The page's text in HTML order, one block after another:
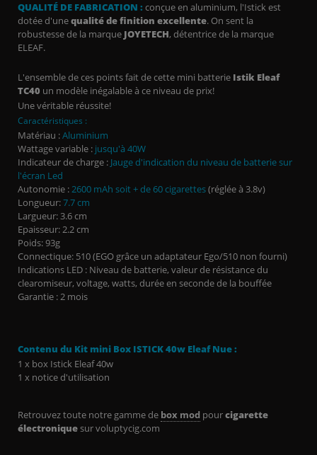
QUALITÉ DE FABRICATION : conçue en aluminium, l'Istick est
dotée d'unequalité de finition excellente. On sent la
robustesse de la marque JOYETECH, détentrice de la marque
ELEAF.
L'ensemble de ces points fait de cette mini batterie Istik Eleaf
TC40 un modèle inégalable à ce niveau de prix!
Une véritable réussite!
Caractéristiques :
Matériau :Aluminium
Wattage variable : jusqu'à 40W
Indicateur de charge : Jauge d'indication du niveau de batterie sur
l'écran Led
Autonomie :2600 mAh soit + de 60 cigarettes(réglée à 3.8v)
Longueur:7.7 cm
Largueur:3.6 cm
Epaisseur:2.2 cm
Poids:93g
Connectique: 510 (EGO grâce un adaptateur Ego/510 non fourni)
Indications LED : Niveau de batterie, valeur de résistance du
clearomiseur, voltage, watts, durée en seconde de la bouffée
Garantie :2 mois
Contenu du Kit mini Box ISTICK 40w Eleaf Nue :
1 x box Istick Eleaf 40w
1 x notice d'utilisation
Retrouvez toute notre gamme de box mod pourcigarette
électroniquesur voluptycig.com